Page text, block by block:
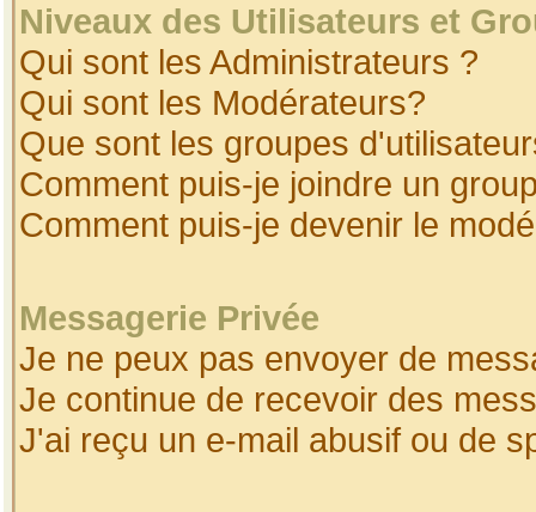
Niveaux des Utilisateurs et
Qui sont les Administrateurs ?
Qui sont les Modérateurs?
Que sont les groupes
Comment puis-je joindre un
Comment puis-je devenir le
Messagerie Privée
Je ne peux pas envoyer de
Je continue de recevoir des
J'ai reçu un e-mail abusif ou de